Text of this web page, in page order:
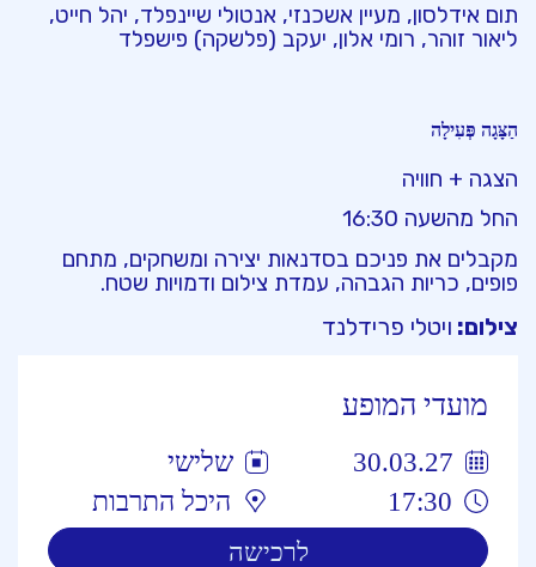
תום אידלסון, מעיין אשכנזי, אנטולי שיינפלד, יהל חייט,
ליאור זוהר, רומי אלון, יעקב (פלשקה) פישפלד
הַצָּגָה פְּעִילָה
הצגה + חוויה
החל מהשעה 16:30
מקבלים את פניכם בסדנאות יצירה ומשחקים, מתחם
פופים, כריות הגבהה, עמדת צילום ודמויות שטח.
צילום: ויטלי פרידלנד
מועדי המופע
30.03.27
שלישי
17:30
היכל התרבות
לרכישה